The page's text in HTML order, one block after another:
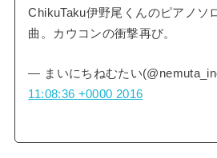
ChikuTaku伊野尾くんのピアノソ
曲。カウコンの衝撃再び。
— まいにちねむたい
11:08:36 +0000 2016